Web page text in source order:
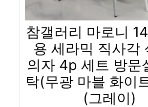
참갤러리 마로니
용 세라믹 직사각
의자 4p 세트 방문
탁(무광 마블 화이
(그레이)